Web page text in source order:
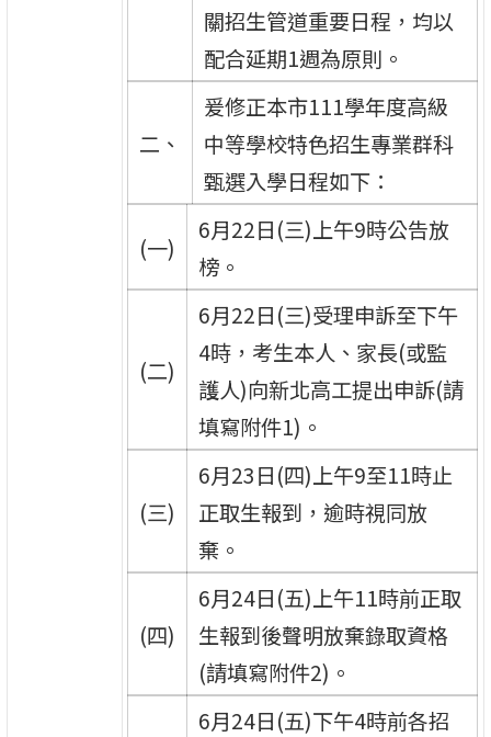
關招生管道重要日程，均以
配合延期1週為原則。
二、
爰修正本市111學年度高級
中等學校特色招生專業群科
甄選入學日程如下：
(一)
6月22日(三)上午9時公告放
榜。
(二)
6月22日(三)受理申訴至下午
4時，考生本人、家長(或監
護人)向新北高工提出申訴(請
填寫附件1)。
(三)
6月23日(四)上午9至11時止
正取生報到，逾時視同放
棄。
(四)
6月24日(五)上午11時前正取
生報到後聲明放棄錄取資格
(請填寫附件2)。
6月24日(五)下午4時前各招